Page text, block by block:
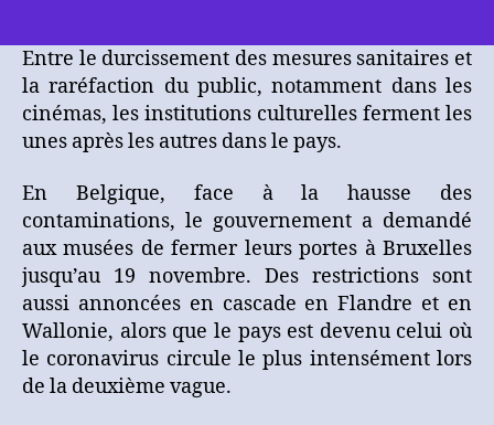
Belgique
ferme
musées,
salles
de
spectacle
devant
l’explosion
des
contagions
Entre le durcissement des mesures sanitaires et
la raréfaction du public, notamment dans les
cinémas, les institutions culturelles ferment les
unes après les autres dans le pays.
En Belgique, face à la hausse des
contaminations, le gouvernement a demandé
aux musées de fermer leurs portes à Bruxelles
jusqu’au 19 novembre. Des restrictions sont
aussi annoncées en cascade en Flandre et en
Wallonie, alors que le pays est devenu celui où
le coronavirus circule le plus intensément lors
de la deuxième vague.